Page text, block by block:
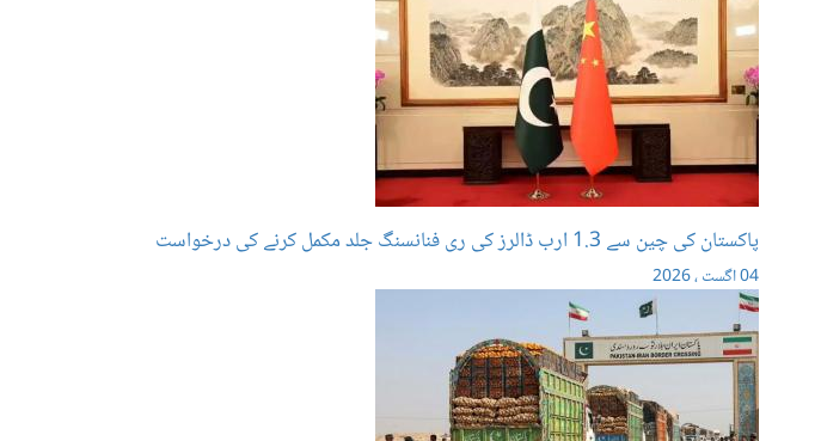
پاکستان کی چین سے 1.3 ارب ڈالرز کی ری فنانسنگ جلد مکمل کرنے کی درخواست
04 اگست ، 2026